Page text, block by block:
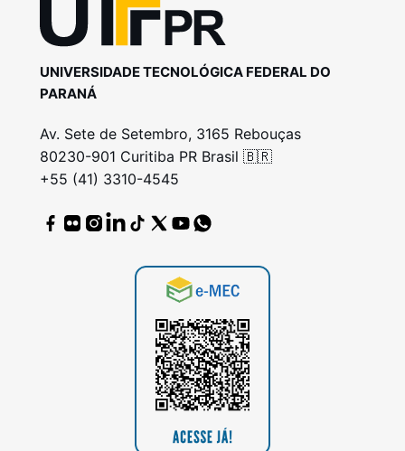
UNIVERSIDADE TECNOLÓGICA FEDERAL DO
PARANÁ
Av. Sete de Setembro, 3165 Rebouças
80230-901 Curitiba PR Brasil 🇧🇷
+55 (41) 3310-4545